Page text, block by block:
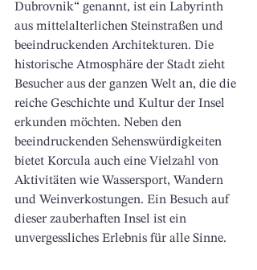
Dubrovnik“ genannt, ist ein Labyrinth
aus mittelalterlichen Steinstraßen und
beeindruckenden Architekturen. Die
historische Atmosphäre der Stadt zieht
Besucher aus der ganzen Welt an, die die
reiche Geschichte und Kultur der Insel
erkunden möchten. Neben den
beeindruckenden Sehenswürdigkeiten
bietet Korcula auch eine Vielzahl von
Aktivitäten wie Wassersport, Wandern
und Weinverkostungen. Ein Besuch auf
dieser zauberhaften Insel ist ein
unvergessliches Erlebnis für alle Sinne.